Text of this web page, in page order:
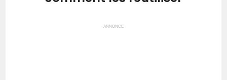
ANNONCE